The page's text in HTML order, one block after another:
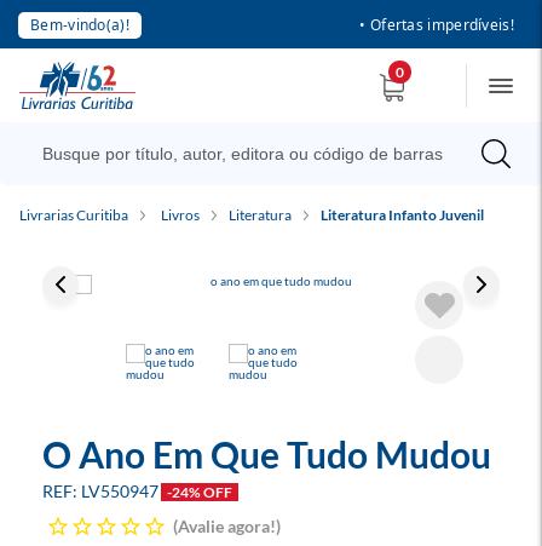
Bem-vindo(a)! • Ofertas imperdíveis!
0
Livrarias Curitiba Livros Literatura Literatura Infanto Juvenil
O Ano Em Que Tudo Mudou
LV550947 -24% OFF
Avalie agora!